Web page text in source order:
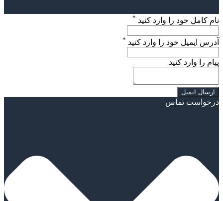
نام کامل خود را وارد کنید *
آدرس ایمیل خود را وارد کنید *
پیام را وارد کنید
درخواست تماس